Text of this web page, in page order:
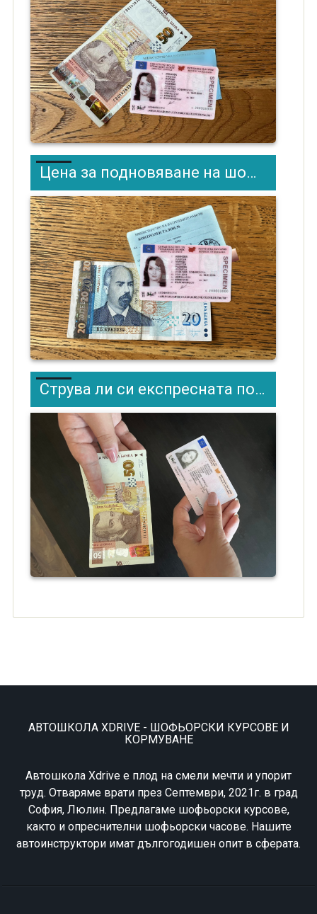
Цена за подновяване на шофьорска книжка
Струва ли си експресната поръчка за шофьорска книжка?
АВТОШКОЛА XDRIVE - ШОФЬОРСКИ КУРСОВЕ И
КОРМУВАНЕ
Автошкола Xdrive е плод на смели мечти и упорит
труд. Отваряме врати през Септември, 2021г. в град
София, Люлин. Предлагаме шофьорски курсове,
както и опреснителни шофьорски часове. Нашите
автоинструктори имат дългогодишен опит в сферата.